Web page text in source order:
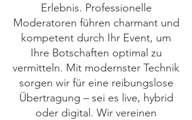
Erlebnis. Professionelle
Moderatoren führen charmant und
kompetent durch Ihr Event, um
Ihre Botschaften optimal zu
vermitteln. Mit modernster Technik
sorgen wir für eine reibungslose
Übertragung – sei es live, hybrid
oder digital. Wir vereinen